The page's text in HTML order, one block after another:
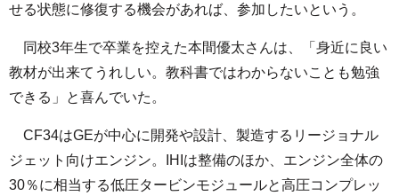
せる状態に修復する機会があれば、参加したいという。
同校3年生で卒業を控えた本間優太さんは、「身近に良い
教材が出来てうれしい。教科書ではわからないことも勉強
できる」と喜んでいた。
CF34はGEが中心に開発や設計、製造するリージョナル
ジェット向けエンジン。IHIは整備のほか、エンジン全体の
30％に相当する低圧タービンモジュールと高圧コンプレッ